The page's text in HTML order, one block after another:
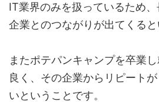
IT業界のみを扱っているため
企業とのつながりが出てくると
またポテパンキャンプを卒業
良く、その企業からリピート
いということです。